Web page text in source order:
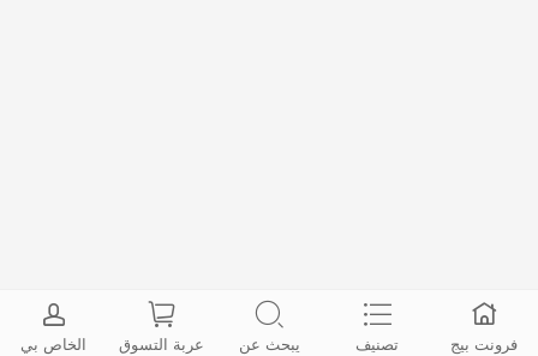
فرونت بيج تصنيف يبحث عن عربة التسوق الخاص بي